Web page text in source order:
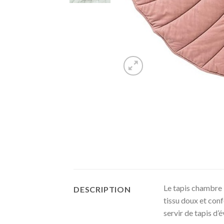
DESCRIPTION
Le tapis
tissu doux et
servir de tapis